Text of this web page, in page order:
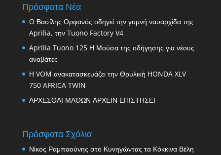
Πρόσφατα Νέα
O Βασίλης Ορφανός οδηγεί την γυμνή ναυαρχίδα της
Aprilia, την Tuono Factory V4
Aprilia Tuono 125 Η Μούσα της οδήγησης για νέους
αναβάτες
Η VOM ανακατασκευάζει την Θρυλική HONDA XLV
750 AFRICA TWIN
ΑΡΧΕΣΘΑΙ ΜΑΘΩΝ ΑΡΧΕΙΝ ΕΠΙΣΤΗΣΕΙ
Πρόσφατα Σχόλια
Νίκος Ραμπαούνης στο Κυνηγώντας τα Κόκκινα Βέλη